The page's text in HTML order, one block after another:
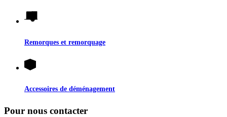
Remorques et remorquage
Accessoires de déménagement
Pour nous contacter